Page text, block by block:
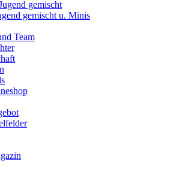
gemischt
gemischt u. Minis
Team